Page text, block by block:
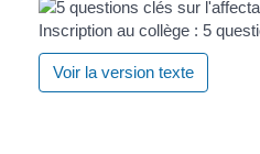
Inscription au collège : 5
Voir la version texte